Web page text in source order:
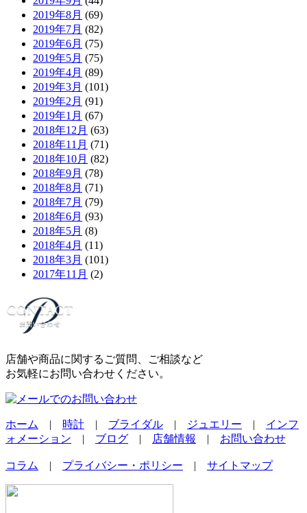
2019年8月 (69)
2019年7月 (82)
2019年6月 (75)
2019年5月 (75)
2019年4月 (89)
2019年3月 (101)
2019年2月 (91)
2019年1月 (67)
2018年12月 (63)
2018年11月 (71)
2018年10月 (82)
2018年9月 (78)
2018年8月 (71)
2018年7月 (79)
2018年6月 (93)
2018年5月 (8)
2018年4月 (11)
2018年3月 (101)
2017年11月 (2)
店舗や商品に関するご質問、ご相談など
お気軽にお問い合わせください。
ホーム | 時計 | ブライダル | ジュエリー | インフ
ォメーション | ブログ | 店舗情報 | お問い合わせ
コラム | プライバシー・ポリシー | サイトマップ